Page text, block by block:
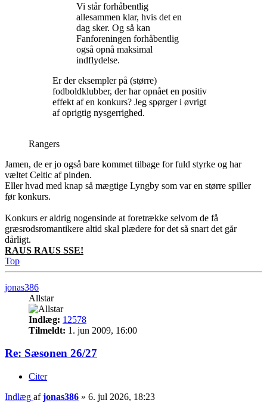
Vi står forhåbentlig
allesammen klar, hvis det en
dag sker. Og så kan
Fanforeningen forhåbentlig
også opnå maksimal
indflydelse.
Er der eksempler på (større)
fodboldklubber, der har opnået en positiv
effekt af en konkurs? Jeg spørger i øvrigt
af oprigtig nysgerrighed.
Rangers
Jamen, de er jo også bare kommet tilbage for fuld styrke og har
væltet Celtic af pinden.
Eller hvad med knap så mægtige Lyngby som var en større spiller
før konkurs.
Konkurs er aldrig nogensinde at foretrække selvom de få
græsrodsromantikere altid skal plædere for det så snart det går
dårligt.
RAUS RAUS SSE!
Top
jonas386
Allstar
Indlæg: 12578
Tilmeldt: 1. jun 2009, 16:00
Re: Sæsonen 26/27
Citer
Indlæg afjonas386 » 6. jul 2026, 18:23